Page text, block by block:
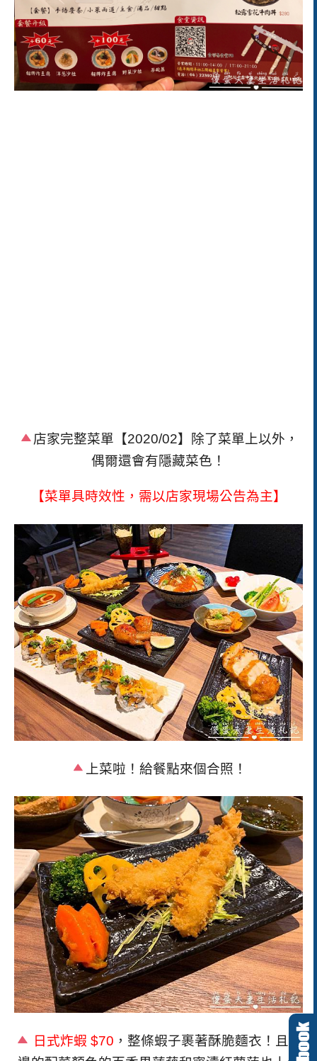
店家完整菜單 【2020/02】
除了菜單上以外，
偶爾還會有隱藏菜色！
【菜單具時效性，需以店家現場公告為主】
上菜啦！給餐點來個合照！
日式炸蝦 $70 ，整條蝦子裹著酥脆麵衣！且旁